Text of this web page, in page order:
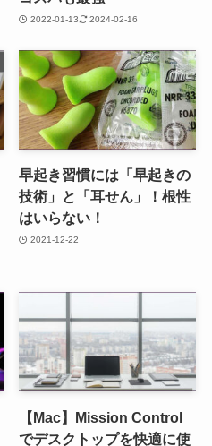
2022-01-13 2024-02-16
早起き習慣には「早起きの
技術」と「耳せん」！根性
はいらない！
2021-12-22
【Mac】Mission Control
でデスクトップを快適に使